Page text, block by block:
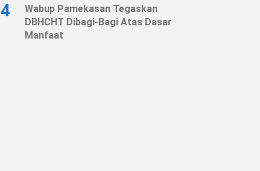
4
Wabup Pamekasan Tegaskan
DBHCHT Dibagi-Bagi Atas Dasar
Manfaat